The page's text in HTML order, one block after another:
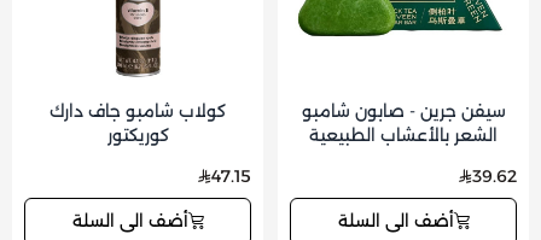
سيفن جرين - صابون شامبو
الشعر بالأعشاب الطبيعية
39.62
أضف الى السلة
كولاب شامبو جاف دارك
كوريكتور
47.15
أضف الى السلة